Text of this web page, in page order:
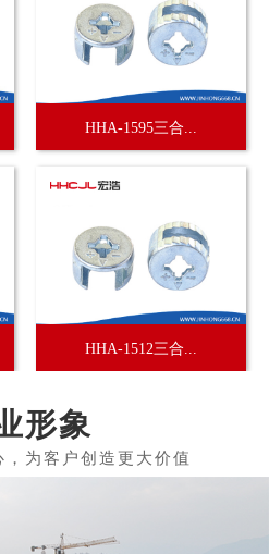
HHA-1595三合...
HHA-1512三合...
形象